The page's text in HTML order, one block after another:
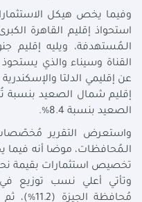
وفيما يخص هيكل
الصعيد بنسبة 8.4%.
واستعرض التقرير
الـمُحافظات، موضا أنه